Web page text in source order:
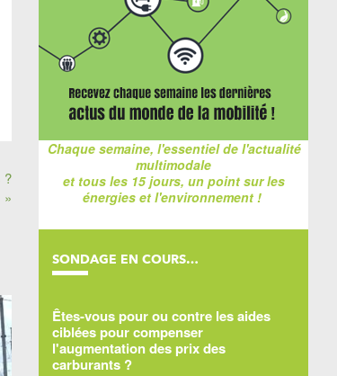
?
»
Chaque semaine, l'essentiel de l'actualité
multimodale
et tous les 15 jours, un point sur les
énergies et l'environnement !
SONDAGE EN COURS…
Êtes-vous pour ou contre les aides
ciblées pour compenser
l'augmentation des prix des
carburants ?